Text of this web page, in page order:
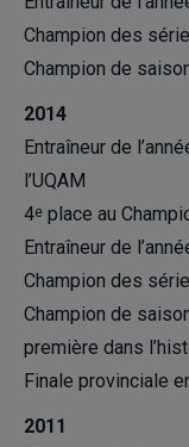
Champion des
Champion de
2014
Entraîneur de
l’UQAM
4e place au
Entraîneur de
Champion des
Champion de
première dans
Finale provinciale
2011